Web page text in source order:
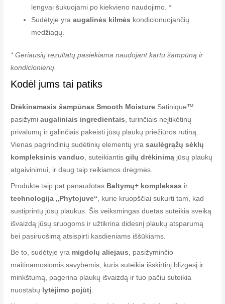
lengvai šukuojami po kiekvieno naudojimo. *
Sudėtyje yraaugalinės kilmės kondicionuojančių
medžiagų.
* Geriausių rezultatų pasiekiama naudojant kartu šampūną ir
kondicionierių.
Kodėl jums tai patiks
Drėkinamasis šampūnas Smooth Moisture Satinique™
pasižymiaugaliniais ingredientais, turinčiais neįtikėtinų
privalumų ir galinčiais pakeisti jūsų plaukų priežiūros rutiną.
Vienas pagrindinių sudėtinių elementų yrasaulėgrąžų sėklų
kompleksinis vanduo, suteikiantisgilų drėkinimą jūsų plaukų
atgaivinimui, ir daug taip reikiamos drėgmės.
Produkte taip pat panaudotas Baltymų+ kompleksas ir
technologija „Phytojuve“, kurie kruopščiai sukurti tam, kad
sustiprintų jūsų plaukus. Šis veiksmingas duetas suteikia sveiką
išvaizdą jūsų sruogoms ir užtikrina didesnį plaukų atsparumą
bei pasiruošimą atsispirti kasdieniams iššūkiams.
Be to, sudėtyje yra migdolų aliejaus , pasižyminčio
maitinamosiomis savybėmis, kuris suteikia išskirtinį blizgesį ir
minkštumą, pagerina plaukų išvaizdą ir tuo pačiu suteikia
nuostabų lytėjimo pojūtį